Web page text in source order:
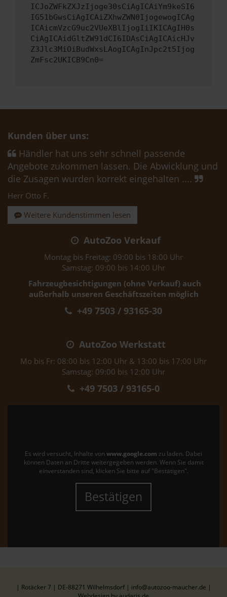
ICJoZWFkZXJzIjoge30sCiAgICAiYm9keSI6
IG51bGwsCiAgICAiZXhwZWN0IjogewogICAg
ICAicmVzcG9uc2VUeXBlIjogIiIKICAgIH0s
CiAgICAidGltZW91dCI6IDAsCiAgICAicHJv
Z3Jlc3MiOiBudWxsLAogICAgInJpc2t5Ijog
ZmFsc2UKICB9Cn0=
Kunden über uns:
Händler hat uns sehr schnell passende
Angebote zukommen lassen. Die Abwicklung und
die Zusagen wurden korrekt eingehalten ....
Herr Otto F.
Weitere Kundenstimmen lesen
AutoZoo Verkauf
Montag bis Freitag: 09:00 bis 18:00 Uhr
Samstag: 09:00 bis 14:00 Uhr
Fahrzeugbesichtigungen (ohne Verkauf) auch
außerhalb unseren Geschäftszeiten möglich
+49 7503 / 93165-30
AutoZoo Werkstatt
Mo bis Fr: 08:00 bis 12:00 Uhr & 13:00 bis 17:00 Uhr
Samstag: 09:00 bis 12:00 Uhr
+49 7503 / 93165-0
Es wird versucht, Inhalte von www.google.com zu laden. Dabei
können Daten an Dritte weitergegeben werden. Wenn Sie damit
einverstanden sind, klicken Sie bitte auf "Bestätigen".
Bestätigen
| Rotäcker 7 | DE-88271 Wilhelmsdorf | info@autozoo-maucher.de |